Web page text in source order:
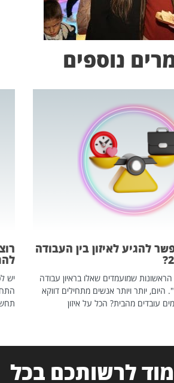
נוספים
להגיע לאיזון בין העבודה
שמועמדים שאלו בראיון עבודה
יותר ויותר אנשים מתחילים דווקא
עובדים מהבית? הכל על איזון
יש
לרשותכם בכל